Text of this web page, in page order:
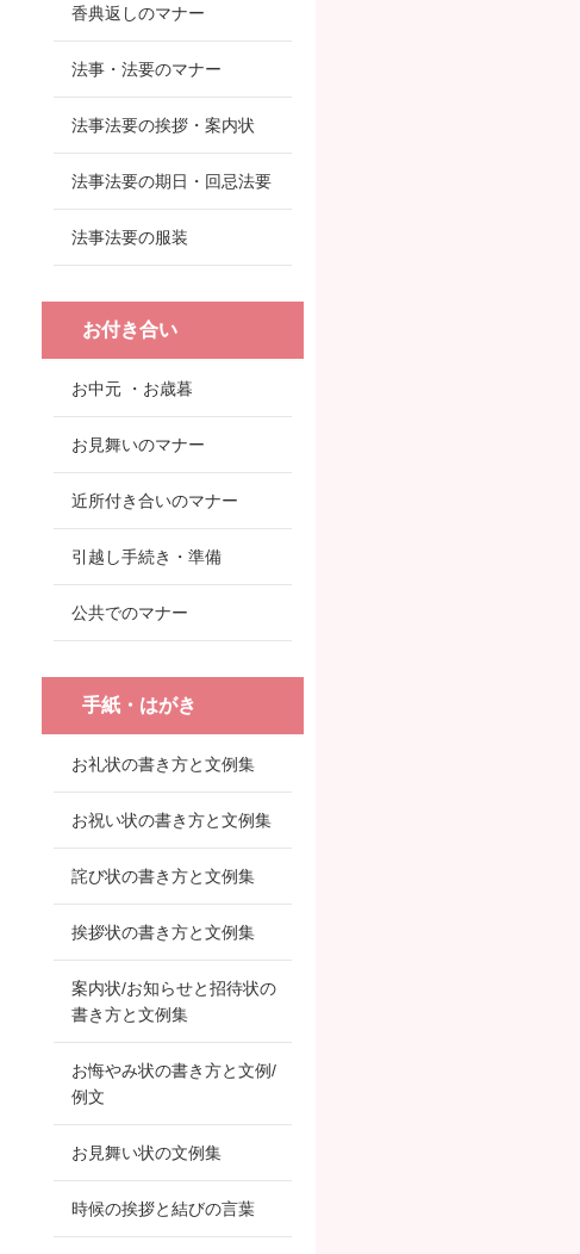
香典返しのマナー
法事・法要のマナー
法事法要の挨拶・案内状
法事法要の期日・回忌法要
法事法要の服装
お付き合い
お中元 ・お歳暮
お見舞いのマナー
近所付き合いのマナー
引越し手続き・準備
公共でのマナー
手紙・はがき
お礼状の書き方と文例集
お祝い状の書き方と文例集
詫び状の書き方と文例集
挨拶状の書き方と文例集
案内状/お知らせと招待状の
書き方と文例集
お悔やみ状の書き方と文例/
例文
お見舞い状の文例集
時候の挨拶と結びの言葉